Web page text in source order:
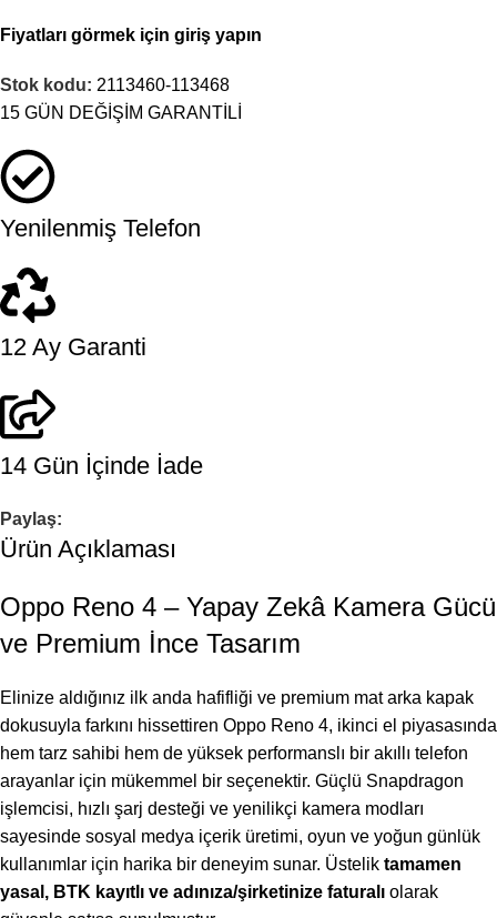
Fiyatları görmek için giriş yapın
Stok kodu: 2113460-113468
15 GÜN DEĞİŞİM GARANTİLİ
Yenilenmiş Telefon
12 Ay Garanti
14 Gün İçinde İade
Paylaş:
Ürün Açıklaması
Oppo Reno 4 – Yapay Zekâ Kamera Gücü
ve Premium İnce Tasarım
Elinize aldığınız ilk anda hafifliği ve premium mat arka kapak
dokusuyla farkını hissettiren Oppo Reno 4, ikinci el piyasasında
hem tarz sahibi hem de yüksek performanslı bir akıllı telefon
arayanlar için mükemmel bir seçenektir. Güçlü Snapdragon
işlemcisi, hızlı şarj desteği ve yenilikçi kamera modları
sayesinde sosyal medya içerik üretimi, oyun ve yoğun günlük
kullanımlar için harika bir deneyim sunar. Üstelik tamamen
yasal, BTK kayıtlı ve adınıza/şirketinize faturalı olarak